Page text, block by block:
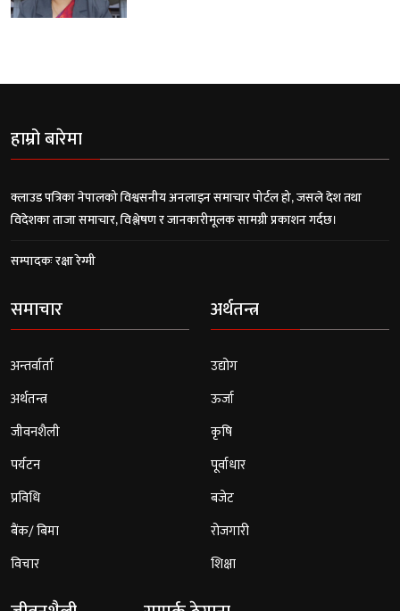
हाम्रो बारेमा
क्लाउड पत्रिका नेपालको विश्वसनीय अनलाइन समाचार पोर्टल हो, जसले देश तथा
विदेशका ताजा समाचार, विश्लेषण र जानकारीमूलक सामग्री प्रकाशन गर्दछ।
सम्पादकः रक्षा रेग्मी
समाचार
अन्तर्वार्ता
अर्थतन्त्र
जीवनशैली
पर्यटन
प्रविधि
बैंक/ बिमा
विचार
अर्थतन्त्र
उद्योग
ऊर्जा
कृषि
पूर्वाधार
बजेट
रोजगारी
शिक्षा